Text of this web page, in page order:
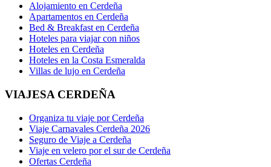
Alojamiento en Cerdeña
Apartamentos en Cerdeña
Bed & Breakfast en Cerdeña
Hoteles para viajar con niños
Hoteles en Cerdeña
Hoteles en la Costa Esmeralda
Villas de lujo en Cerdeña
VIAJESA CERDEÑA
Organiza tu viaje por Cerdeña
Viaje Carnavales Cerdeña 2026
Seguro de Viaje a Cerdeña
Viaje en velero por el sur de Cerdeña
Ofertas Cerdeña